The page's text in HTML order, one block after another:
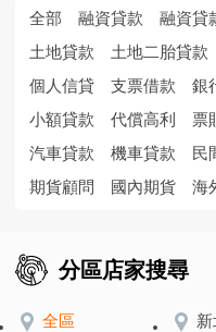
全部 融資貸款 融資貸
土地貸款
土地二胎貸款
個人信貸
支票借款 銀
小額貸款
代償高利 票
汽車貸款
機車貸款 民
期貨顧問
國內期貨 海
分區店家搜尋
全區